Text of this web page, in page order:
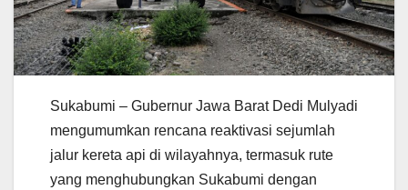
Sukabumi – Gubernur Jawa Barat Dedi Mulyadi
mengumumkan rencana reaktivasi sejumlah
jalur kereta api di wilayahnya, termasuk rute
yang menghubungkan Sukabumi dengan